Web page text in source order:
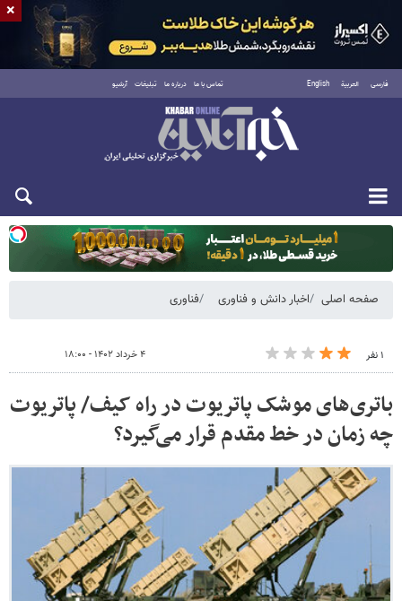
فارسی العربية English تماس با ما درباره ما تبلیغات آرشیو
یکشنبه ۱۸ مرداد ۱۴۰۵
صفحه اصلی اخبار دانش و فناوری فناوری
۱ نفر ۴ خرداد ۱۴۰۲ - ۱۸:۰۰
باتری‌های موشک پاتریوت در راه کیف/ پاتریوت
چه زمان در خط مقدم قرار می‌گیرد؟
×